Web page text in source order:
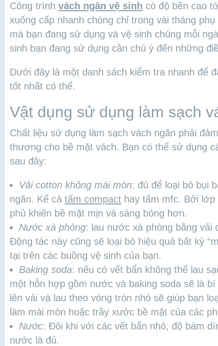
Công trình vách ngăn vệ sinh có độ bền cao
xuống cấp nhanh chóng chỉ trong vài tháng
mà bạn đang sử dụng và vệ sinh chúng mỗi
sinh bạn đang sử dụng cần chú ý đến những
Dưới đây là một danh sách kiểm tra nhanh để
tốt nhất có thể.
Vật dụng sử dụng làm sạch
Chất liệu sử dụng làm sạch vách ngăn phải
thương cho bề mặt vách. Bạn có thể sử dụng
sau đây:
Vải cotton không mài mòn: đủ để loại bỏ bụi
ngăn. Kể cả tấm compact hay tấm mfc. Bởi
phủ khiến bề mặt mịn và sáng bóng hơn.
Nước xà phòng: lau nước xà phòng bằng vải
Động tác này cũng sẽ loại bỏ hiệu quả bất kỳ
tại trên các buồng vệ sinh của bạn.
Baking soda: nếu có vết bẩn không thể lau
một hỗn hợp gồm nước và baking soda sẽ là
lên vải và lau theo vòng tròn nhỏ sẽ giúp bạn
làm mài mòn hoặc trầy xước bề mặt của các
Nước: Đôi khi với các vết bẩn nhỏ, độ bám
nước là đủ.